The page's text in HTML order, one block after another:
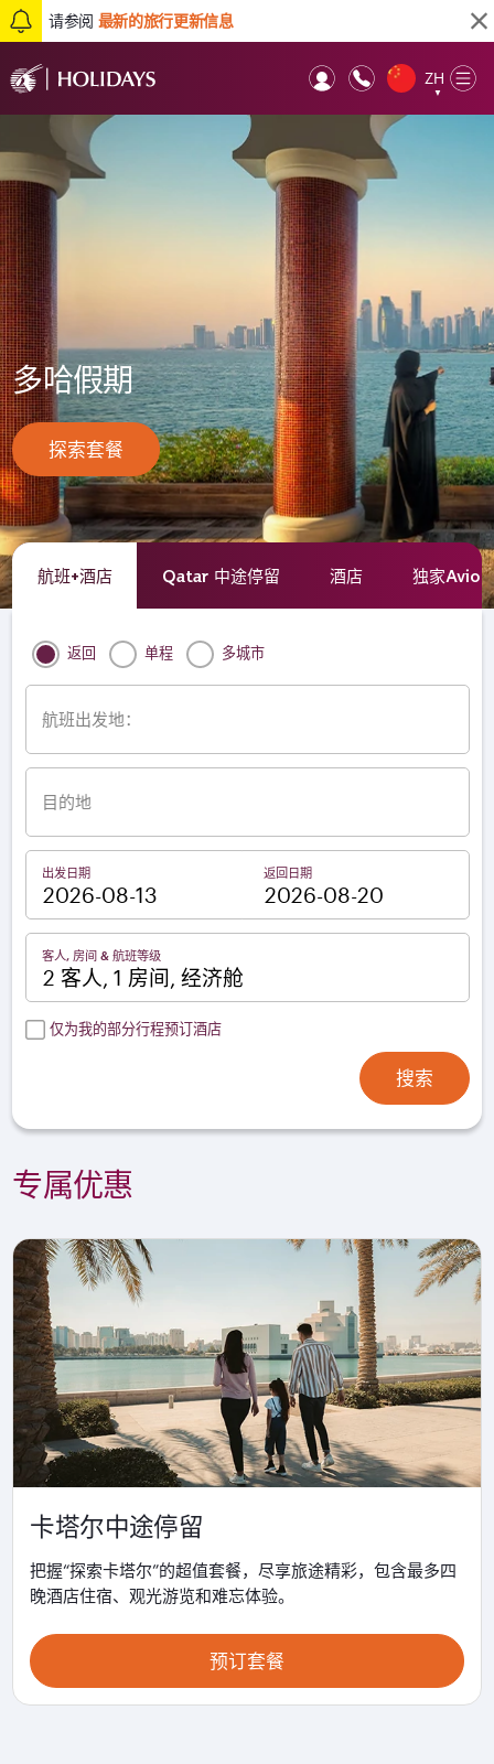
请参阅 最新的旅行更新信息
ZH
▼
多哈假期
探索套餐
航班+酒店 Qatar 中途停留 酒店 独家Avios
返回 单程 多城市
航班出发地：
目的地
出发日期 返回日期
客人, 房间 & 航班等级
2 客人, 1 房间, 经济舱
仅为我的部分行程预订酒店
搜索
专属优惠
卡塔尔中途停留
把握“探索卡塔尔”的超值套餐，尽享旅途精彩，包含最多四
晚酒店住宿、观光游览和难忘体验。
预订套餐